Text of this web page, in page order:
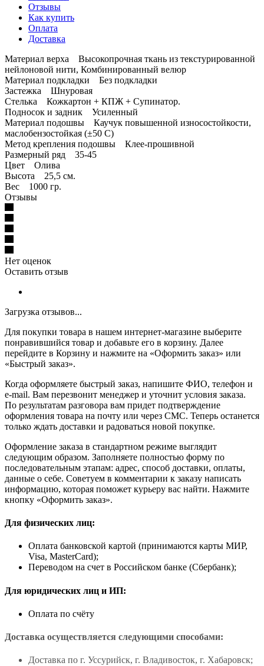
Отзывы
Как купить
Оплата
Доставка
Материал верха Высокопрочная ткань из текстурированной
нейлоновой нити, Комбинированный велюр
Материал подкладки Без подкладки
Застежка Шнуровая
Стелька Кожкартон + КПЖ + Супинатор.
Подносок и задник Усиленный
Материал подошвы Каучук повышенной износостойкости,
маслобензостойкая (±50 С)
Метод крепления подошвы Клее-прошивной
Размерный ряд 35-45
Цвет Олива
Высота 25,5 см.
Вес 1000 гр.
Отзывы
Нет оценок
Оставить отзыв
Загрузка отзывов...
Для покупки товара в нашем интернет-магазине выберите
понравившийся товар и добавьте его в корзину. Далее
перейдите в Корзину и нажмите на «Оформить заказ» или
«Быстрый заказ».
Когда оформляете быстрый заказ, напишите ФИО, телефон и
e-mail. Вам перезвонит менеджер и уточнит условия заказа.
По результатам разговора вам придет подтверждение
оформления товара на почту или через СМС. Теперь останется
только ждать доставки и радоваться новой покупке.
Оформление заказа в стандартном режиме выглядит
следующим образом. Заполняете полностью форму по
последовательным этапам: адрес, способ доставки, оплаты,
данные о себе. Советуем в комментарии к заказу написать
информацию, которая поможет курьеру вас найти. Нажмите
кнопку «Оформить заказ».
Для физических лиц:
Оплата банковской картой (принимаются карты МИР,
Visa, MasterCard);
Переводом на счет в Российском банке (Сбербанк);
Для юридических лиц и ИП:
Оплата по счёту
Доставка осуществляется следующими способами:
Доставка по г. Уссурийск, г. Владивосток, г. Хабаровск;